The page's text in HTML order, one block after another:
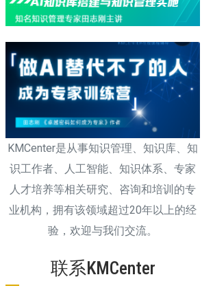
KMCenter是从事知识管理、知识库、知
识工作者、人工智能、知识体系、专家
人才培养等相关研究、咨询和培训的专
业机构，拥有该领域超过20年以上的经
验，欢迎与我们交流。
联系KMCenter